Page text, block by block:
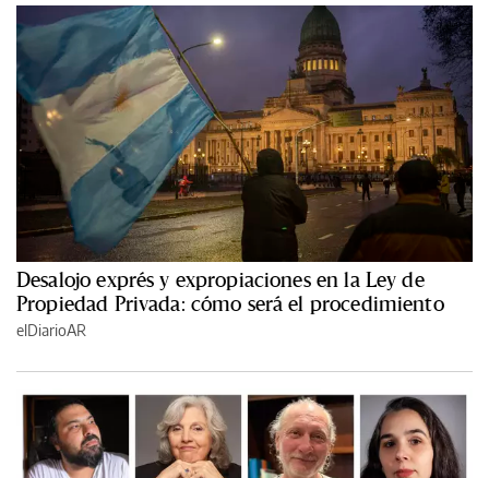
Desalojo exprés y expropiaciones en la Ley de
Propiedad Privada: cómo será el procedimiento
elDiarioAR